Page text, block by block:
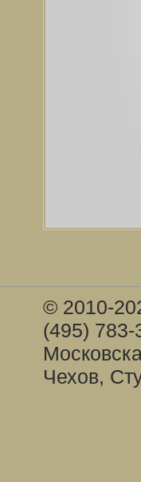
© 2010-
(495)
Чехов,